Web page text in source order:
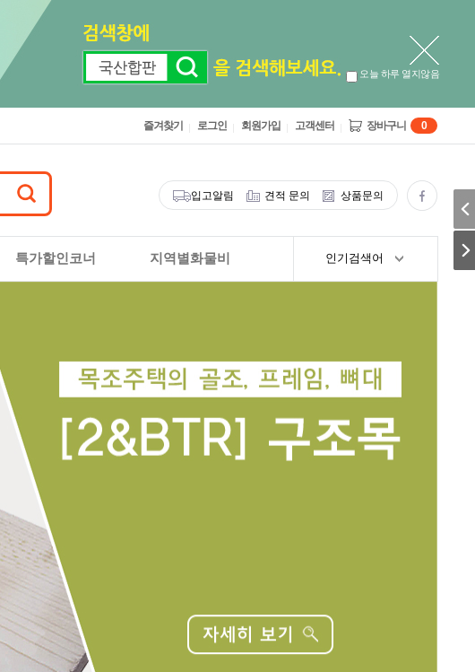
오늘 하루 열지않음
즐겨찾기 로그인 회원가입 고객센터 장바구니 0
입고알림 견적 문의 상품문의
특가할인코너 지역별화물비 인기검색어